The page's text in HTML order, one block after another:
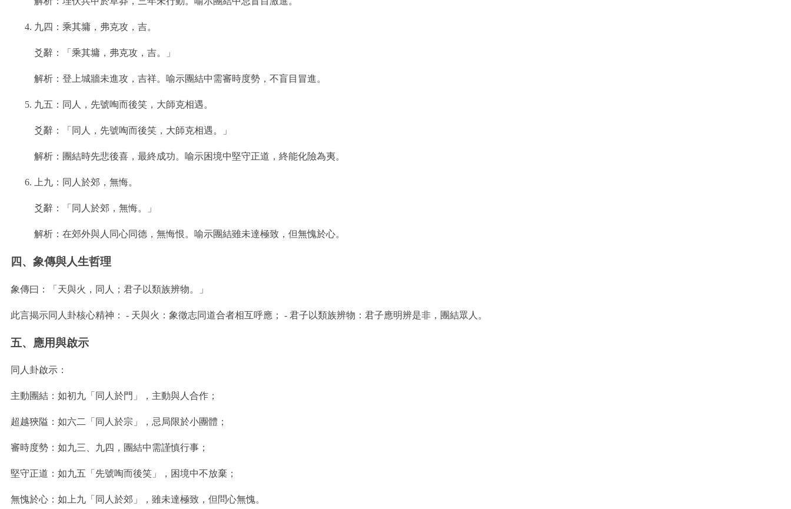
九四：乘其墉，弗克攻，吉。
爻辭：「乘其墉，弗克攻，吉。」
解析：登上城牆未進攻，吉祥。喻示團結中需審時度勢，不盲目冒進。
九五：同人，先號啕而後笑，大師克相遇。
爻辭：「同人，先號啕而後笑，大師克相遇。」
解析：團結時先悲後喜，最終成功。喻示困境中堅守正道，終能化險為夷。
上九：同人於郊，無悔。
爻辭：「同人於郊，無悔。」
解析：在郊外與人同心同德，無悔恨。喻示團結雖未達極致，但無愧於心。
四、象傳與人生哲理
象傳曰：「天與火，同人；君子以類族辨物。」
此言揭示同人卦核心精神： - 天與火：象徵志同道合者相互呼應； - 君子以類族辨物：君子應明辨是非，團結眾人。
五、應用與啟示
同人卦啟示：
主動團結：如初九「同人於門」，主動與人合作；
超越狹隘：如六二「同人於宗」，忌局限於小團體；
審時度勢：如九三、九四，團結中需謹慎行事；
堅守正道：如九五「先號啕而後笑」，困境中不放棄；
無愧於心：如上九「同人於郊」，雖未達極致，但問心無愧。